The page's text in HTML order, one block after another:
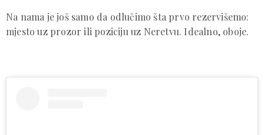
Na nama je još samo da odlučimo šta prvo rezervišemo:
mjesto uz prozor ili poziciju uz Neretvu. Idealno, oboje.